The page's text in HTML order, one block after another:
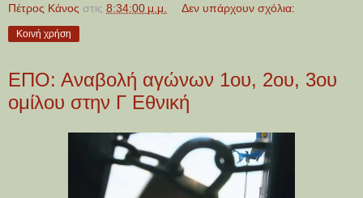
Πέτρος Κάνος στις 8:34:00 μ.μ. Δεν υπάρχουν σχόλια:
Κοινή χρήση
ΕΠΟ: Αναβολή αγώνων 1ου, 2ου, 3ου
ομίλου στην Γ Εθνική